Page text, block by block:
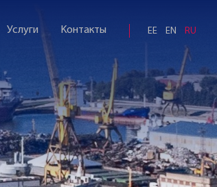
Услуги Kонтакты EE EN RU